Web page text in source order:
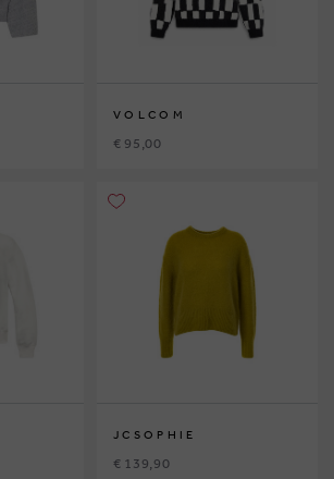
VOLCOM
€ 95,00
JCSOPHIE
€ 139,90